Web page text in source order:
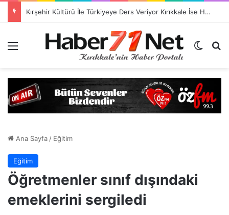
TSO Başkan Adayı Emrah Doğan’dan EXPOKALE Vizyonu
Dış
Ana Sayfa/ Eğitim
Eğitim
Öğretmenler sınıf dışındaki
emeklerini sergiledi